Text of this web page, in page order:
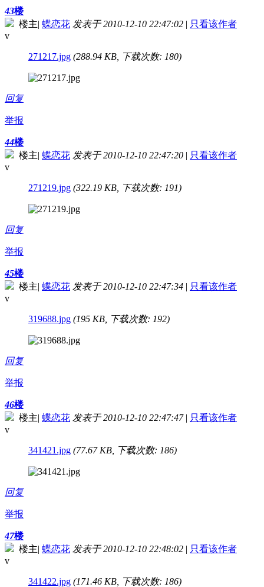
43楼
楼主| 蝶恋花 发表于 2010-12-10 22:47:02 | 只看该作者
v
271217.jpg (288.94 KB, 下载次数: 180)
回复
举报
44楼
楼主| 蝶恋花 发表于 2010-12-10 22:47:20 | 只看该作者
v
271219.jpg (322.19 KB, 下载次数: 191)
回复
举报
45楼
楼主| 蝶恋花 发表于 2010-12-10 22:47:34 | 只看该作者
v
319688.jpg (195 KB, 下载次数: 192)
回复
举报
46楼
楼主| 蝶恋花 发表于 2010-12-10 22:47:47 | 只看该作者
v
341421.jpg (77.67 KB, 下载次数: 186)
回复
举报
47楼
楼主| 蝶恋花 发表于 2010-12-10 22:48:02 | 只看该作者
v
341422.jpg (171.46 KB, 下载次数: 186)